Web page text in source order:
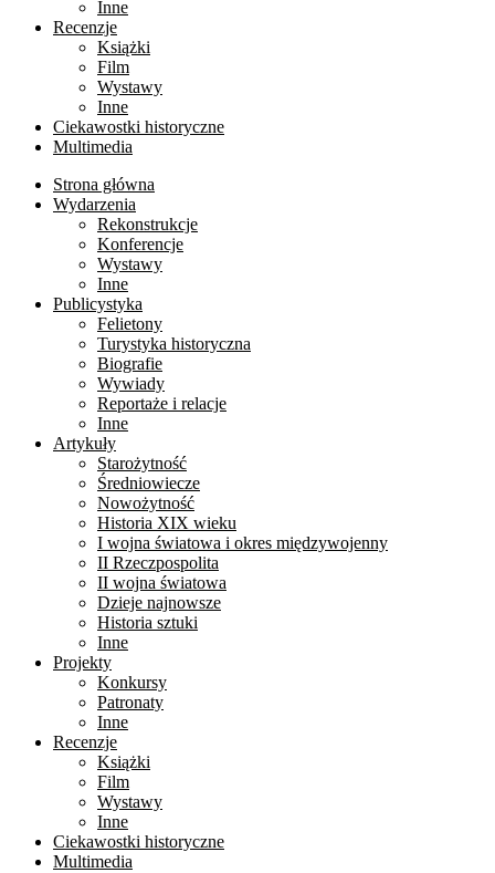
Inne
Recenzje
Książki
Film
Wystawy
Inne
Ciekawostki historyczne
Multimedia
Strona główna
Wydarzenia
Rekonstrukcje
Konferencje
Wystawy
Inne
Publicystyka
Felietony
Turystyka historyczna
Biografie
Wywiady
Reportaże i relacje
Inne
Artykuły
Starożytność
Średniowiecze
Nowożytność
Historia XIX wieku
I wojna światowa i okres międzywojenny
II Rzeczpospolita
II wojna światowa
Dzieje najnowsze
Historia sztuki
Inne
Projekty
Konkursy
Patronaty
Inne
Recenzje
Książki
Film
Wystawy
Inne
Ciekawostki historyczne
Multimedia